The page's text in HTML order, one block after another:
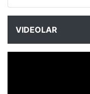
VIDEOLAR